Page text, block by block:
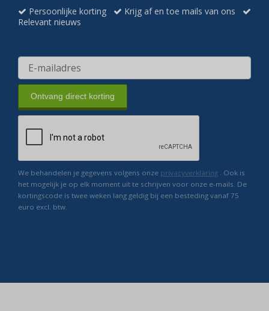
Persoonlijke korting
Krijg af en toe mails van ons
Relevant nieuws
Ontvang direct korting
We behandelen je gegevens volgens onze privacyverklaring . Ook is
het mogelijk je op elk moment uit te schrijven voor onze e-mails. De
kortingscode is twee weken lang geldig bij een besteding vanaf 75
euro excl. btw.